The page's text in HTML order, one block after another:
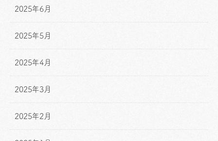
2025年6月
2025年5月
2025年4月
2025年3月
2025年2月